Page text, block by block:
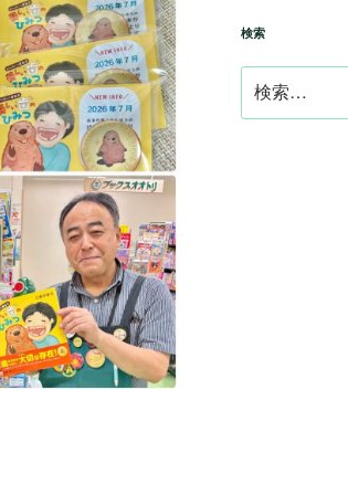
検索
索: